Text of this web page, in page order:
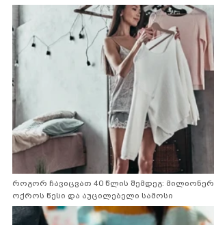
როგორ ჩავიცვათ 40 წლის შემდეგ:
ოქროს წესი და აუცილებელი სამოსი